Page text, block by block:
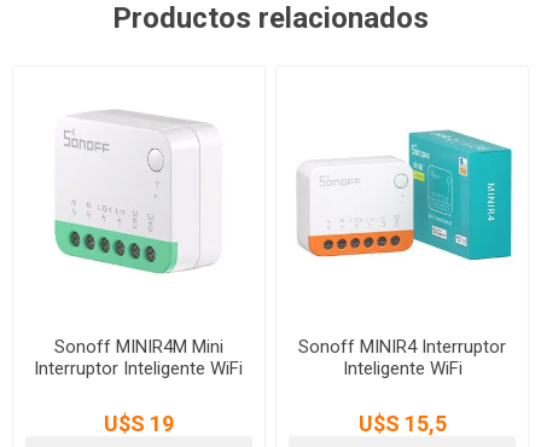
Productos relacionados
Sonoff MINIR4M Mini
Interruptor Inteligente WiFi
U$S 19
Sonoff MINIR4 Interruptor
Inteligente WiFi
U$S 15,5